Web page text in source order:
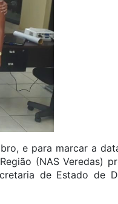
e para marcar a
(NAS Veredas)
de Estado de